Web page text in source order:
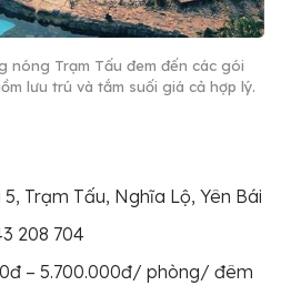
nóng Trạm Tấu đem đến các gói
lưu trú và tắm suối giá cả hợp lý.
Trạm Tấu, Nghĩa Lộ, Yên Bái
208 704
– 5.700.000đ/ phòng/ đêm